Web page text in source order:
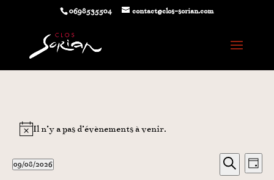
0698535504 contact@clos-sorian.com
Évènements
for
9
août,
NoticeIl n’y a pas d’évènements à venir.
etRecherche
de
Jour
09/08/2026